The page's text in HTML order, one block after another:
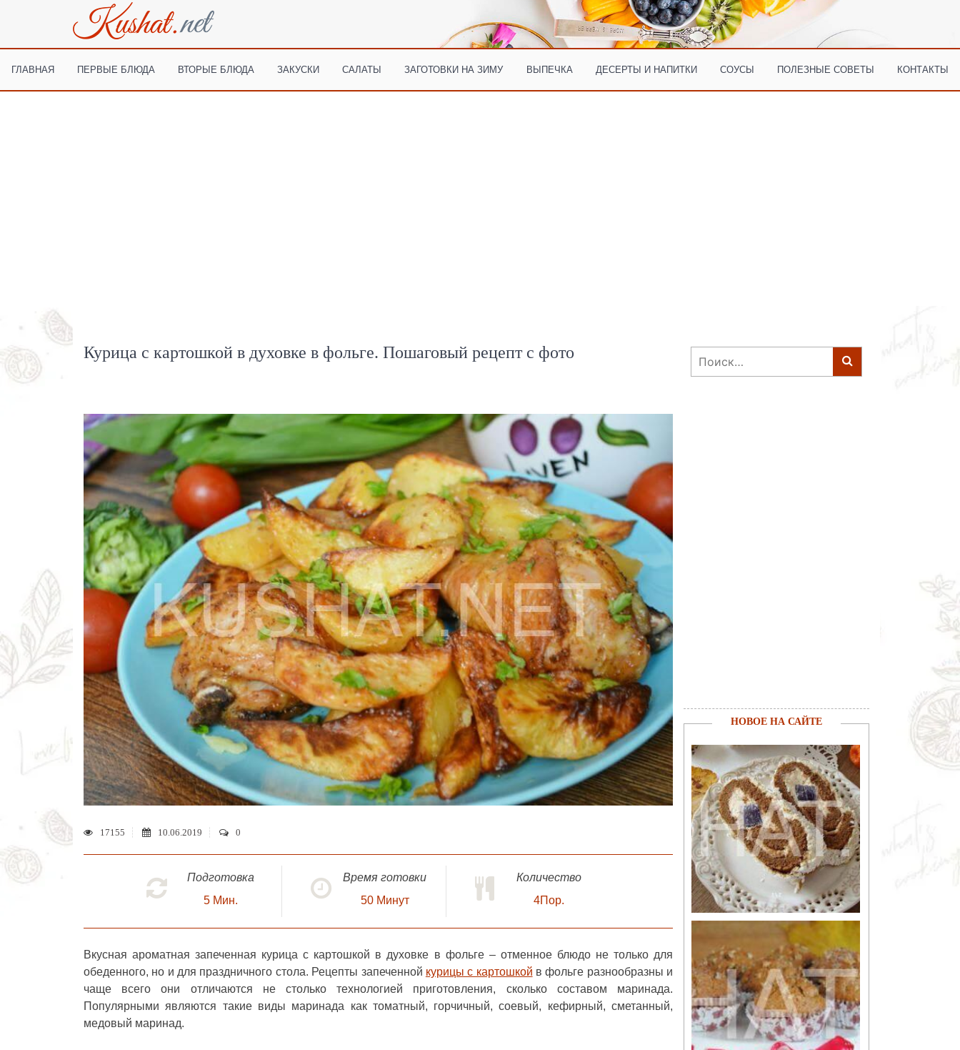
ГЛАВНАЯ ПЕРВЫЕ БЛЮДА ВТОРЫЕ БЛЮДА ЗАКУСКИ САЛАТЫ ЗАГОТОВКИ НА ЗИМУ ВЫПЕЧКА ДЕСЕРТЫ И НАПИТКИ СОУСЫ ПОЛЕЗНЫЕ СОВЕТЫ КОНТАКТЫ
Курица с картошкой в духовке в фольге. Пошаговый рецепт с фото
17155 10.06.2019 0
Подготовка
5 Мин.
Время готовки
50 Минут
Количество
4Пор.
Вкусная ароматная запеченная курица с картошкой в духовке в фольге– отменное блюдо не только для
обеденного, но и для праздничного стола. Рецепты запеченной курицы с картошкой в фольге разнообразны и
чаще всего они отличаются не столько технологией приготовления, сколько составом маринада.
Популярными являются такие виды маринада как томатный, горчичный, соевый, кефирный, сметанный,
медовый маринад.
Найти:
НОВОЕ НА САЙТЕ